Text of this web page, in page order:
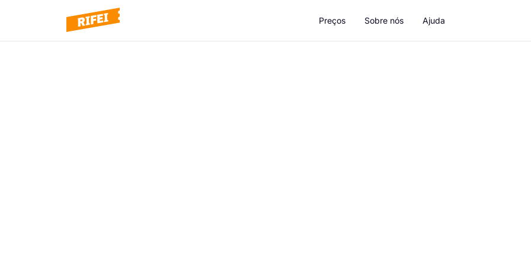
Preços Sobre nós Ajuda